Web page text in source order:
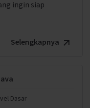
ingin siap
Selengkapnya
Dasar